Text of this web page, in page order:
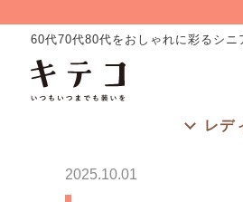
60代70代80代をおしゃれに彩るシニ
レデ
2025.10.01